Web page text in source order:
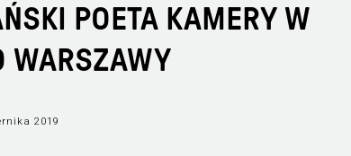
POETA KAMERY W
WARSZAWY
2019